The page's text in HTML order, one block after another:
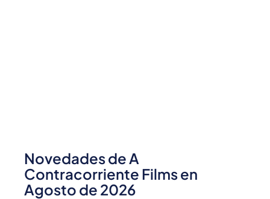
Novedades de A
Contracorriente Films en
Agosto de 2026